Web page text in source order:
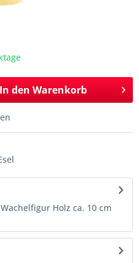
In den Warenkorb
Holz ca. 10 cm